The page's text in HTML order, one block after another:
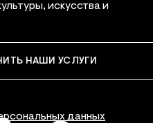
искусства и
НАШИ УСЛУГИ
данных